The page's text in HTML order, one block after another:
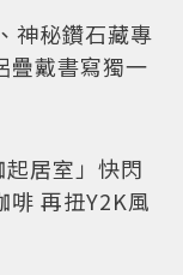
神秘鑽石藏專
疊戴書寫獨一
居室」快閃
啡 再扭Y2K風